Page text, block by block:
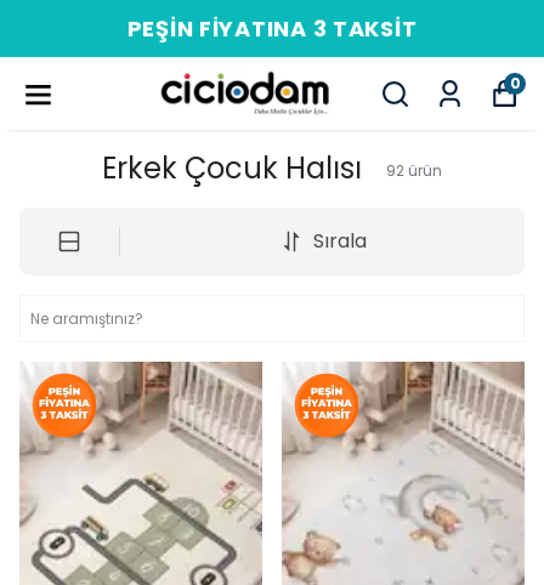
PEŞIN FIYATINA 3 TAKSIT
0
Erkek Çocuk Halısı 92 ürün
Sırala